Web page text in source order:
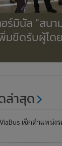
ร์มินัล “สน
มขีดรับผู้โด
ล่าสุด
เช็กตำแหน่ง